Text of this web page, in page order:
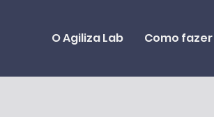
O Agiliza Lab Como fazer